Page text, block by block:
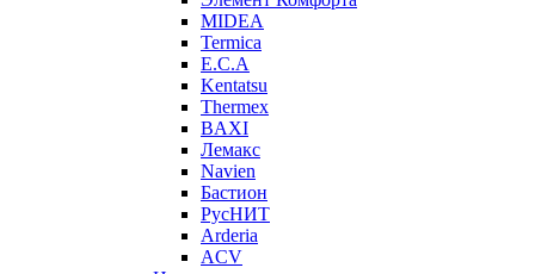
MIDEA
Termica
E.C.A
Kentatsu
Thermex
BAXI
Лемакс
Navien
Бастион
РусНИТ
Arderia
ACV